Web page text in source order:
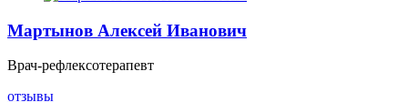
Мартынов Алексей Иванович
Врач-рефлексотерапевт
отзывы